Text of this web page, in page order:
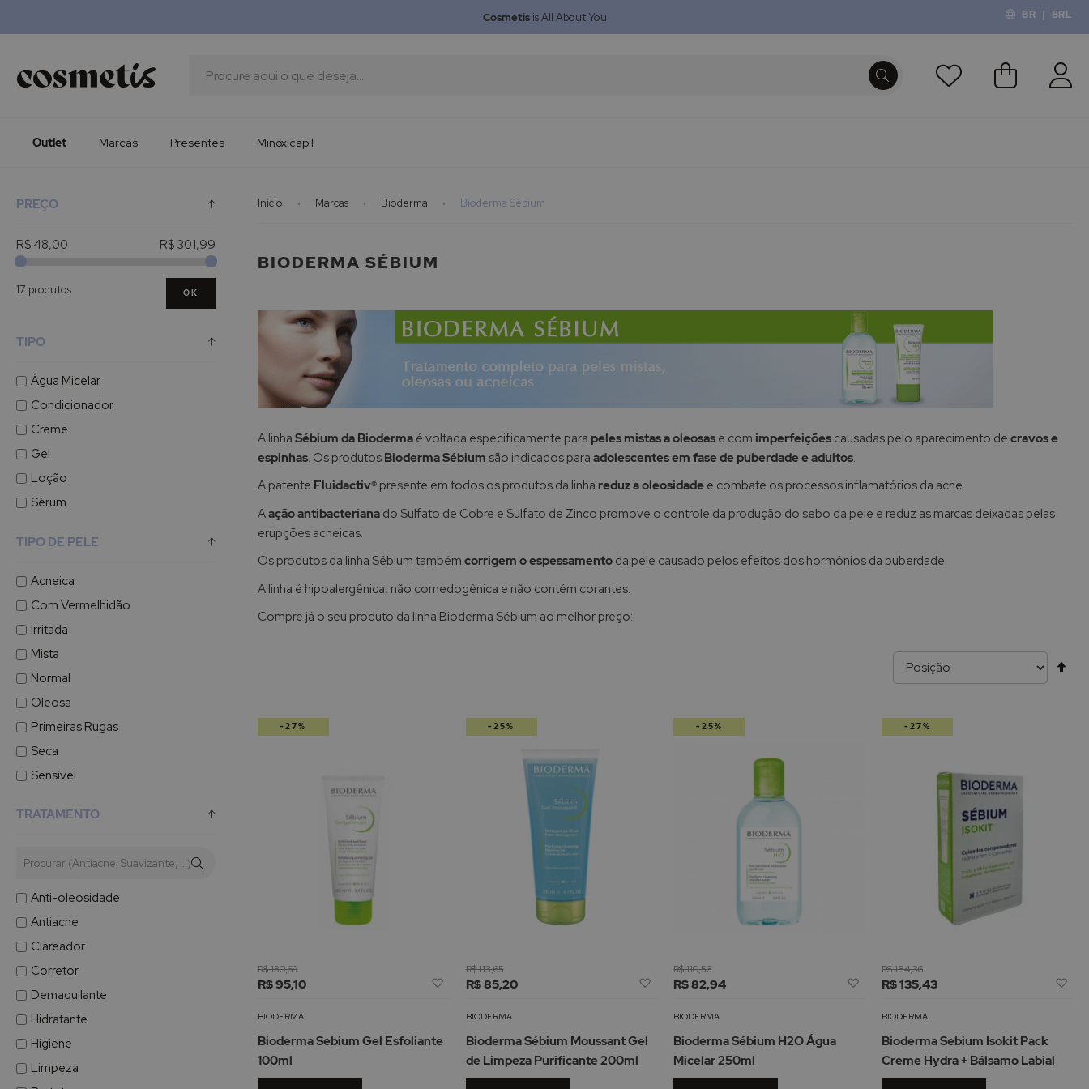
BR | BRL
Cosmetisis All About You
Procura
O Meu
Presentes
Minoxicapil
Outlet Marcas Presentes Minoxicapil
Início Marcas Bioderma Bioderma Sébium
BIODERMA SÉBIUM
A linha Sébium da Biodermaé voltada especificamente para peles mistas a oleosase com imperfeiçõescausadas pelo aparecimento de cravos e
espinhas. Os produtos Bioderma Sébium são indicados para adolescentes em fase de puberdade e adultos.
A patente Fluidactiv®presente em todos os produtos da linha reduz a oleosidadee combate os processos inflamatórios da acne.
Aação antibacterianado Sulfato de Cobre e Sulfato de Zinco promove o controle da produção do sebo da pele e reduz as marcas deixadas pelas
erupções acneicas.
Os produtos da linha Sébium também corrigem o espessamentoda pele causado pelos efeitos dos hormônios da puberdade.
A linha é hipoalergênica, não comedogênica e não contém corantes.
Compre já o seu produto da linha Bioderma Sébium ao melhor preço:
R$ 95,10
R$ 130,69
Adicionar
Lista
Desejos
BIODERMA
Bioderma Sebium Gel Esfoliante
100ml
-27%
R$ 85,20
R$ 113,65
Adicionar
Lista
Desejos
BIODERMA
Bioderma Sébium Moussant Gel
de Limpeza Purificante 200ml
-25%
R$ 82,94
R$ 110,56
Adicionar
Lista
Desejos
BIODERMA
Bioderma Sébium H2O Água
Micelar 250ml
-25%
R$ 135,43
R$ 184,36
BIODERMA
Bioderma Sebium Isokit Pack
Creme Hydra + Bálsamo Labial
-27%
PREÇO
R$ 48,00 R$ 301,99
17 produtos OK
TIPO
Água Micelar
Condicionador
Creme
Gel
Loção
Sérum
TIPO DE PELE
Acneica
Com Vermelhidão
Irritada
Mista
Normal
Oleosa
Primeiras Rugas
Seca
Sensível
TRATAMENTO
Anti-oleosidade
Antiacne
Clareador
Corretor
Demaquilante
Hidratante
Higiene
Limpeza